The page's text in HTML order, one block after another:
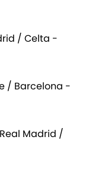
/ Celta -
/ Barcelona -
Madrid /